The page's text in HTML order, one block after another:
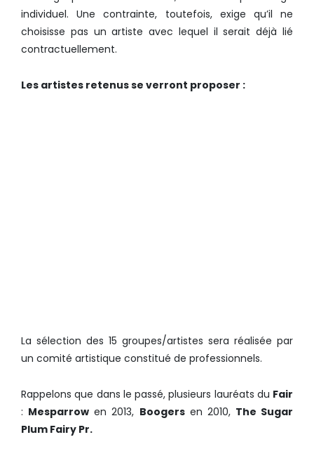
individuel. Une contrainte, toutefois, exige qu’il ne
choisisse pas un artiste avec lequel il serait déjà lié
contractuellement.
Les artistes retenus se verront proposer :
La sélection des 15 groupes/artistes sera réalisée par
un comité artistique constitué de professionnels.
Rappelons que dans le passé, plusieurs lauréats du Fair
: Mesparrow en 2013, Boogersen 2010, The Sugar
Plum Fairy Pr.